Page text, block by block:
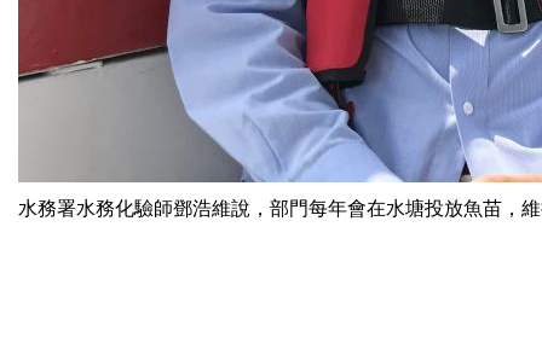
水務署水務化驗師鄧浩維說，部門每年會在水塘投放魚苗，